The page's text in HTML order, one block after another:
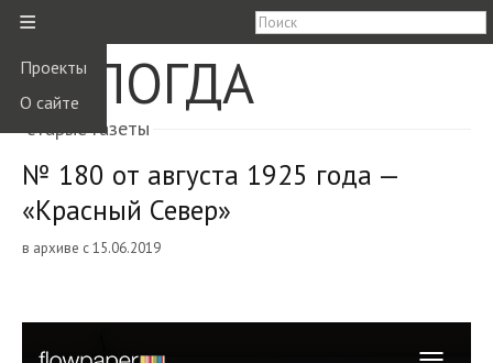
≡
Проекты
О сайте
ВОЛОГДА
старые газеты
№ 180 от августа 1925 года —
«Красный Север»
в архиве с 15.06.2019